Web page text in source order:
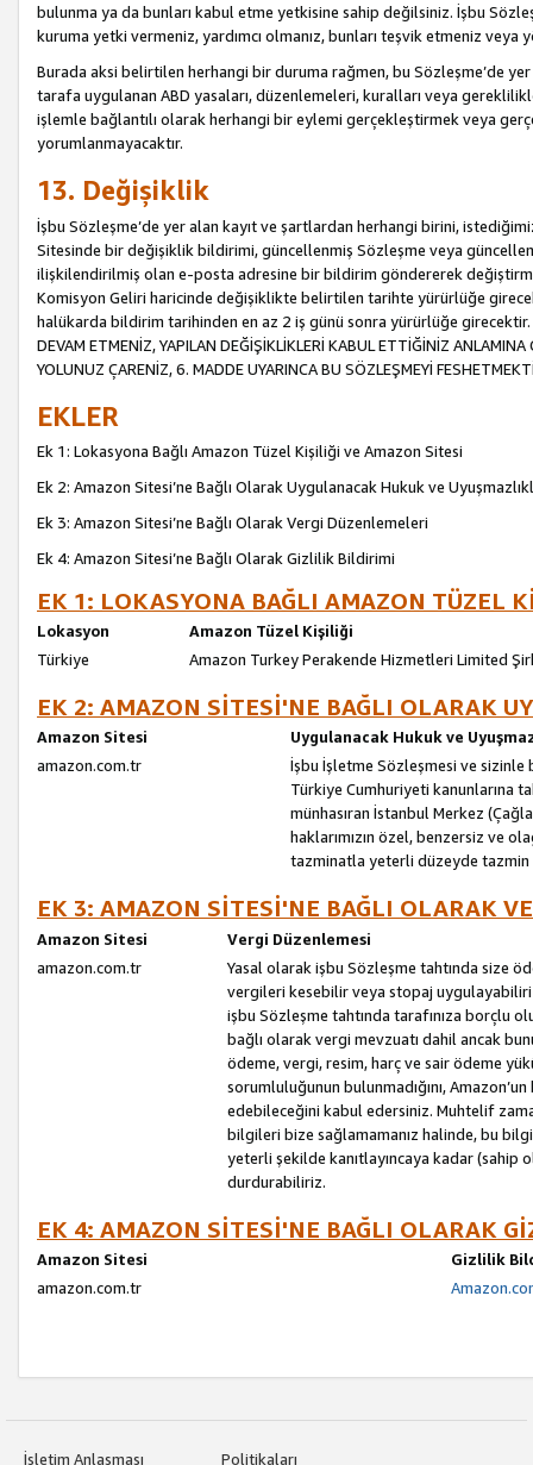
bulunma ya da bunları kabul etme yetkisine sahip değilsiniz. İşbu
kuruma yetki vermeniz, yardımcı olmanız, bunları teşvik etmeniz
Burada aksi belirtilen herhangi bir duruma rağmen, bu Sözleşme’de
tarafa uygulanan ABD yasaları, düzenlemeleri, kuralları veya
işlemle bağlantılı olarak herhangi bir eylemi gerçekleştirmek veya
yorumlanmayacaktır.
13. Değişiklik
İşbu Sözleşme’de yer alan kayıt ve şartlardan herhangi birini,
Sitesinde bir değişiklik bildirimi, güncellenmiş Sözleşme veya
ilişkilendirilmiş olan e-posta adresine bir bildirim göndererek
Komisyon Geliri haricinde değişiklikte belirtilen tarihte yürürlüğe
halükarda bildirim tarihinden en az 2 iş günü sonra yürürlüğe girecektir.
DEVAM ETMENİZ, YAPILAN DEĞİŞİKLİKLERİ KABUL ETTİĞİNİZ
YOLUNUZ ÇARENİZ, 6. MADDE UYARINCA BU SÖZLEŞMEYİ
EKLER
Ek 1: Lokasyona Bağlı Amazon Tüzel Kişiliği ve Amazon Sitesi
Ek 2: Amazon Sitesi’ne Bağlı Olarak Uygulanacak Hukuk ve
Ek 3: Amazon Sitesi’ne Bağlı Olarak Vergi Düzenlemeleri
Ek 4: Amazon Sitesi’ne Bağlı Olarak Gizlilik Bildirimi
EK 1: LOKASYONA BAĞLI AMAZON TÜZEL
Lokasyon
Amazon Tüzel Kişiliği
Türkiye
Amazon Turkey Perakende Hizmetleri Limited
EK 2: AMAZON SİTESİ'NE BAĞLI OLARAK
Amazon Sitesi
Uygulanacak Hukuk ve
amazon.com.tr
İşbu İşletme Sözleşmesi ve sizinle
Türkiye Cumhuriyeti kanunlarına
münhasıran İstanbul Merkez
haklarımızın özel, benzersiz ve
tazminatla yeterli düzeyde
EK 3: AMAZON SİTESİ'NE BAĞLI OLARAK
Amazon Sitesi
Vergi Düzenlemesi
amazon.com.tr
Yasal olarak işbu Sözleşme tahtında size
vergileri kesebilir veya stopaj
işbu Sözleşme tahtında tarafınıza borçlu
bağlı olarak vergi mevzuatı dahil ancak
ödeme, vergi, resim, harç ve sair ödeme
sorumluluğunun bulunmadığını,
edebileceğini kabul edersiniz. Muhtelif
bilgileri bize sağlamamanız halinde, bu
yeterli şekilde kanıtlayıncaya kadar
durdurabiliriz.
EK 4: AMAZON SİTESİ'NE BAĞLI OLARAK
Amazon Sitesi
Gizlilik
amazon.com.tr
İşletim Anlaşması
Politikaları